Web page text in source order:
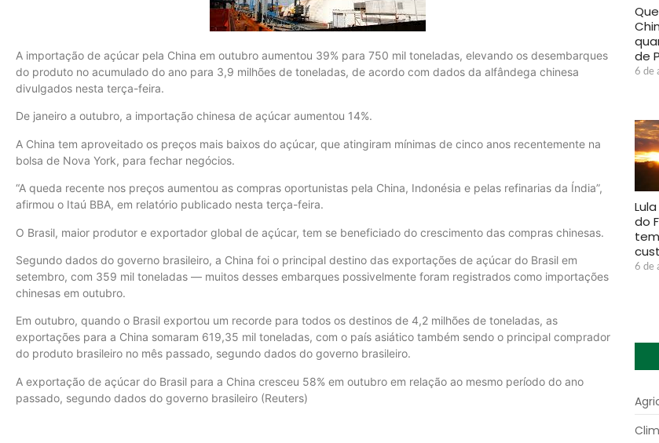
A importação de açúcar pela China em outubro aumentou 39% para 750 mil toneladas, elevando os desembarques
do produto no acumulado do ano para 3,9 milhões de toneladas, de acordo com dados da alfândega chinesa
divulgados nesta terça-feira.
De janeiro a outubro, a importação chinesa de açúcar aumentou 14%.
A China tem aproveitado os preços mais baixos do açúcar, que atingiram mínimas de cinco anos recentemente na
bolsa de Nova York, para fechar negócios.
“A queda recente nos preços aumentou as compras oportunistas pela China, Indonésia e pelas refinarias da Índia”,
afirmou o Itaú BBA, em relatório publicado nesta terça-feira.
O Brasil, maior produtor e exportador global de açúcar, tem se beneficiado do crescimento das compras chinesas.
Segundo dados do governo brasileiro, a China foi o principal destino das exportações de açúcar do Brasil em
setembro, com 359 mil toneladas — muitos desses embarques possivelmente foram registrados como importações
chinesas em outubro.
Em outubro, quando o Brasil exportou um recorde para todos os destinos de 4,2 milhões de toneladas, as
exportações para a China somaram 619,35 mil toneladas, com o país asiático também sendo o principal comprador
do produto brasileiro no mês passado, segundo dados do governo brasileiro.
A exportação de açúcar do Brasil para a China cresceu 58% em outubro em relação ao mesmo período do ano
passado, segundo dados do governo brasileiro (Reuters)
de
6 de
do
6 de